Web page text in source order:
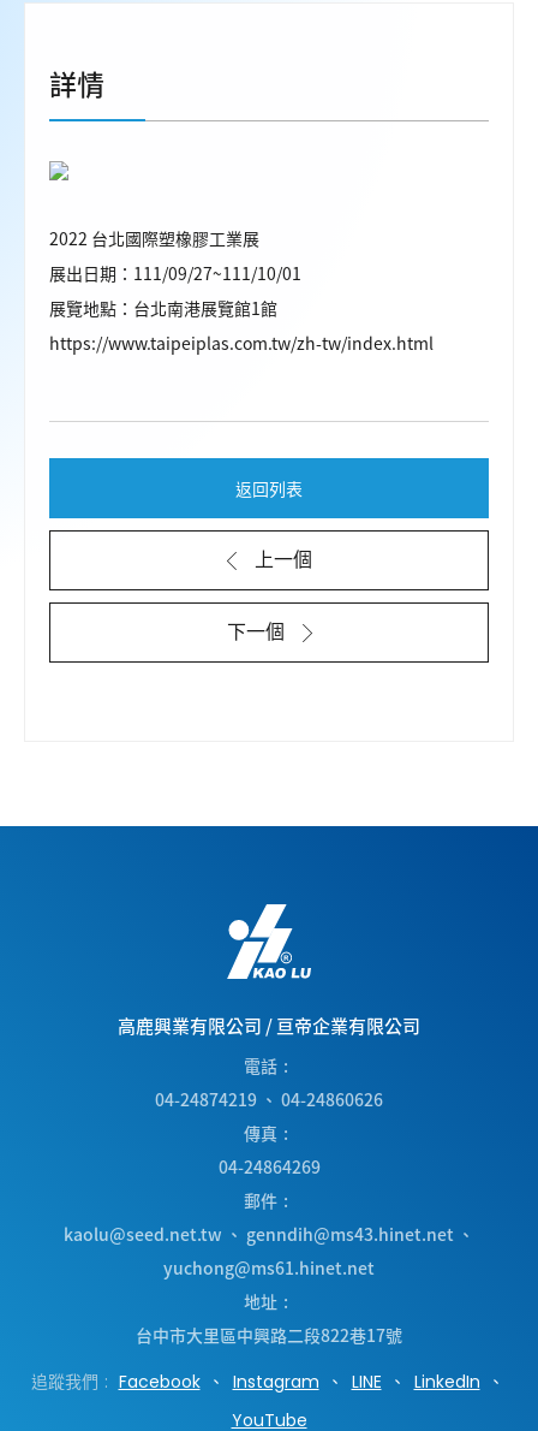
詳情
2022 台北國際塑橡膠工業展
展出日期：111/09/27~111/10/01
展覽地點：台北南港展覽館1館
https://www.taipeiplas.com.tw/zh-tw/index.html
上一個
返回列表
下一個
高鹿興業有限公司 /亘帝企業有限公司
電話
04-24874219 、 04-24860626
傳真
04-24864269
郵件
kaolu@seed.net.tw 、 genndih@ms43.hinet.net 、
yuchong@ms61.hinet.net
地址
台中市大里區中興路二段822巷17號
追蹤我們
Facebook Instagram LINE
LinkedIn
YouTube